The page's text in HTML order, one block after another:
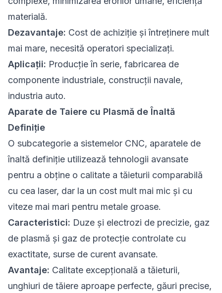
materială.
Dezavantaje: Cost de achiziție și întreținere mult
mai mare, necesită operatori specializați.
Aplicații: Producție în serie, fabricarea de
componente industriale, construcții navale,
industria auto.
Aparate de Taiere cu Plasmă de Înaltă
Definiție
O subcategorie a sistemelor CNC, aparatele de
înaltă definiție utilizează tehnologii avansate
pentru a obține o calitate a tăieturii comparabilă
cu cea laser, dar la un cost mult mai mic și cu
viteze mai mari pentru metale groase.
Caracteristici: Duze și electrozi de precizie, gaz
de plasmă și gaz de protecție controlate cu
exactitate, surse de curent avansate.
Avantaje: Calitate excepțională a tăieturii,
unghiuri de tăiere aproape perfecte, găuri precise,